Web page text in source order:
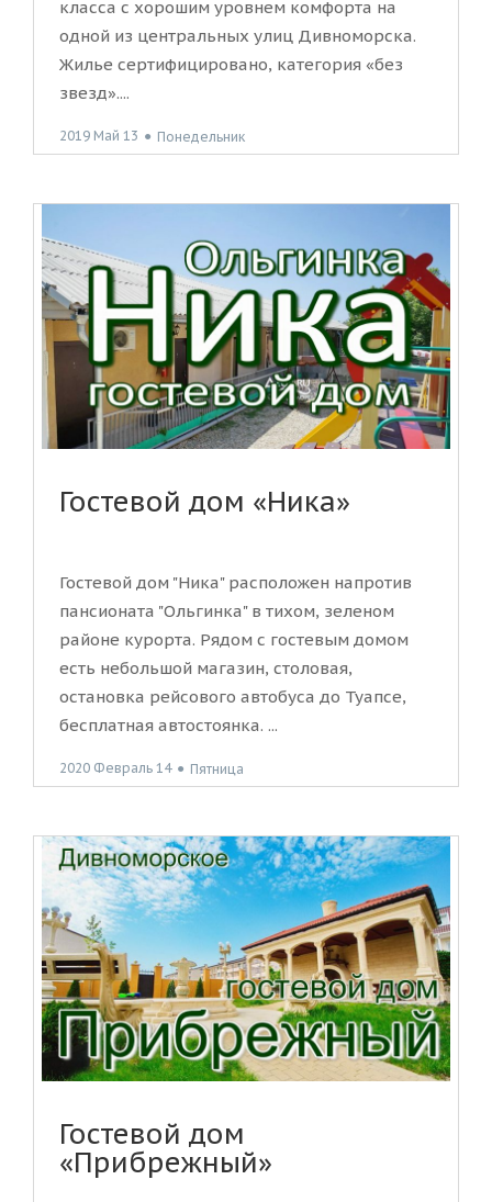
класса с хорошим уровнем комфорта на
одной из центральных улиц Дивноморска.
Жилье сертифицировано, категория «без
звезд»....
2019 Май 13 ● Понедельник
Гостевой дом «Ника»
Гостевой дом "Ника" расположен напротив
пансионата "Ольгинка" в тихом, зеленом
районе курорта. Рядом с гостевым домом
есть небольшой магазин, столовая,
остановка рейсового автобуса до Туапсе,
бесплатная автостоянка. ...
2020 Февраль 14 ● Пятница
Гостевой дом
«Прибрежный»